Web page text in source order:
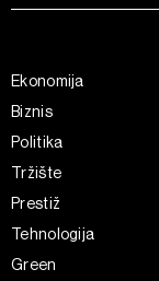
Ekonomija
Biznis
Politika
Tržište
Prestiž
Tehnologija
Green